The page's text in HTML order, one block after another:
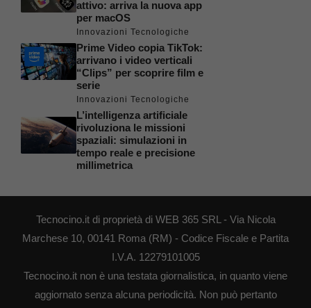
attivo: arriva la nuova app
per macOS
Innovazioni Tecnologiche
Prime Video copia TikTok:
arrivano i video verticali
“Clips” per scoprire film e
serie
Innovazioni Tecnologiche
L’intelligenza artificiale
rivoluziona le missioni
spaziali: simulazioni in
tempo reale e precisione
millimetrica
Tecnocino.it di proprietà di WEB 365 SRL - Via Nicola
Marchese 10, 00141 Roma (RM) - Codice Fiscale e Partita
I.V.A. 12279101005
Tecnocino.it non è una testata giornalistica, in quanto viene
aggiornato senza alcuna periodicità. Non può pertanto